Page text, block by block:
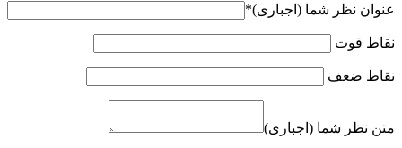
عنوان نظر شما (اجباری)*
نقاط قوت
نقاط ضعف
متن نظر شما (اجباری)